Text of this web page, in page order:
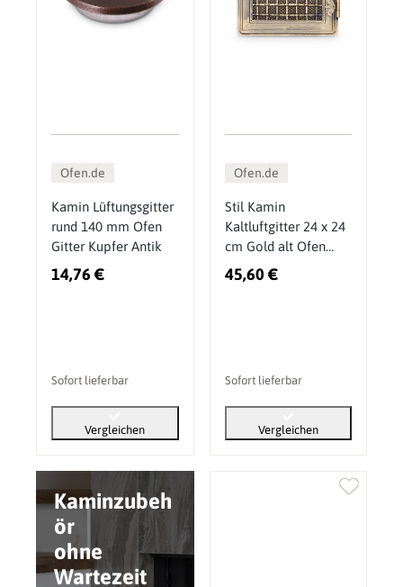
Kaminzubeh
ör
ohne
Wartezeit
Ofen.de
Kamin Lüftungsgitter
rund 140 mm Ofen
Gitter Kupfer Antik
14,76 €
Sofort lieferbar
Vergleichen
Ofen.de
Stil Kamin
Kaltluftgitter 24 x 24
cm Gold alt Ofen
Gitter
45,60 €
Sofort lieferbar
Vergleichen